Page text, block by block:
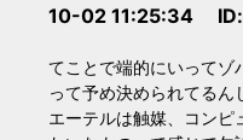
10-02 11:25:34
てことで端的にいってゾ
って予め決められてるん
エーテルは触媒、コンピ